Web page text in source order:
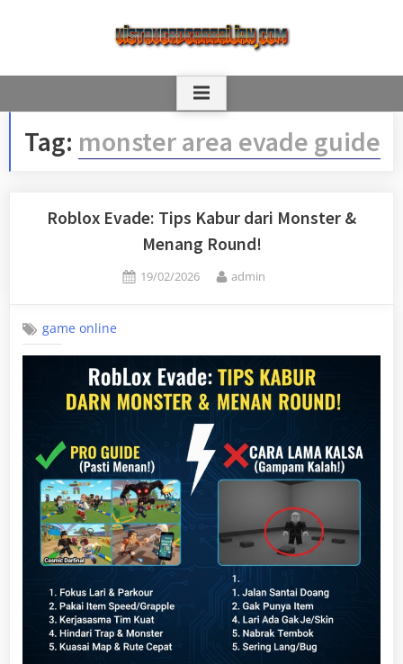
Tag: monster area evade guide
Roblox Evade: Tips Kabur dari Monster &
Menang Round!
Posted
19/02/2026 By
admin
game online